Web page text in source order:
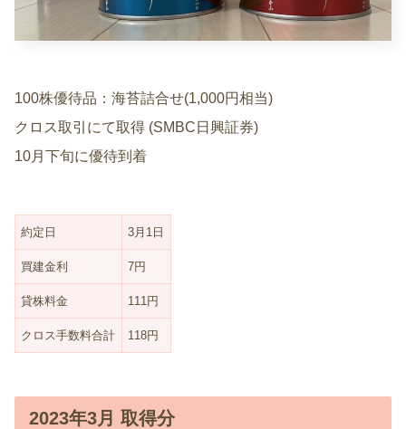
100株優待品：海苔詰合せ(1,000円相当)
クロス取引にて取得 (SMBC日興証券)
10月下旬に優待到着
約定日 3月1日
買建金利 7円
貸株料金 111円
クロス手数料合計 118円
2023年3月 取得分